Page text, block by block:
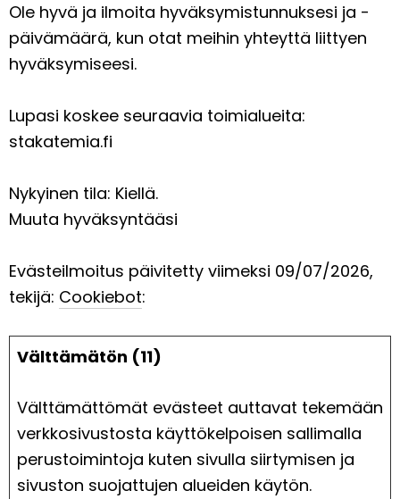
Ole hyvä ja ilmoita hyväksymistunnuksesi ja -
päivämäärä, kun otat meihin yhteyttä liittyen
hyväksymiseesi.
Lupasi koskee seuraavia toimialueita:
stakatemia.fi
Nykyinen tila: Kiellä.
Muuta hyväksyntääsi
Evästeilmoitus päivitetty viimeksi 09/07/2026,
tekijä: Cookiebot:
Välttämätön (11)
Välttämättömät evästeet auttavat tekemään
verkkosivustosta käyttökelpoisen sallimalla
perustoimintoja kuten sivulla siirtymisen ja
sivuston suojattujen alueiden käytön.